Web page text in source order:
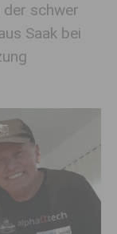
der schwer
Saak bei